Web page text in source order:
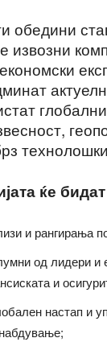
обедини
извозни
ќе
и рангирања
од лидери и
и
настап и